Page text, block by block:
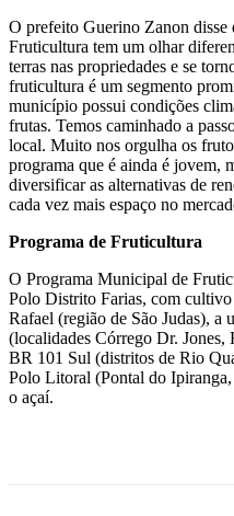
O prefeito Guerino Zanon
Fruticultura tem um olhar
terras nas propriedades e se
fruticultura é um segmento
município possui condições
frutas. Temos caminhado a
local. Muito nos orgulha os
programa que é ainda é jovem,
diversificar as alternativas de
cada vez mais espaço no
Programa de Fruticultura
O Programa Municipal de
Polo Distrito Farias, com
Rafael (região de São Judas), a
(localidades Córrego Dr.
BR 101 Sul (distritos de Rio
Polo Litoral (Pontal do
o açaí.